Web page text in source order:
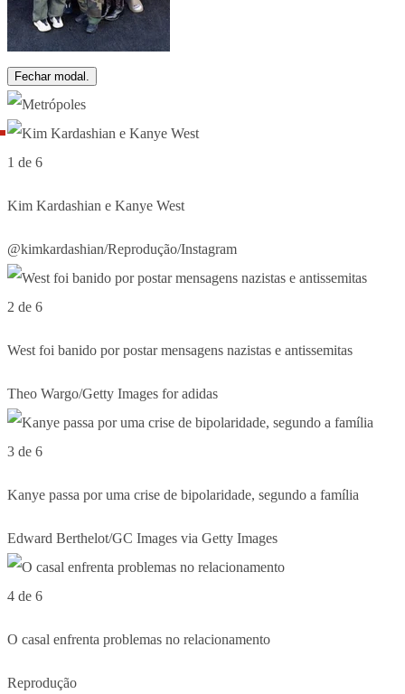
Fechar modal.
1 de 6
Kim Kardashian e Kanye West
@kimkardashian/Reprodução/Instagram
2 de 6
West foi banido por postar mensagens nazistas e antissemitas
Theo Wargo/Getty Images for adidas
3 de 6
Kanye passa por uma crise de bipolaridade, segundo a família
Edward Berthelot/GC Images via Getty Images
4 de 6
O casal enfrenta problemas no relacionamento
Reprodução